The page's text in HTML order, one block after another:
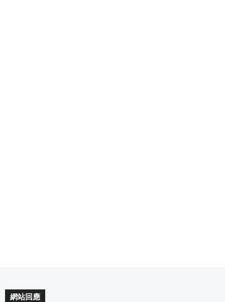
網站回應